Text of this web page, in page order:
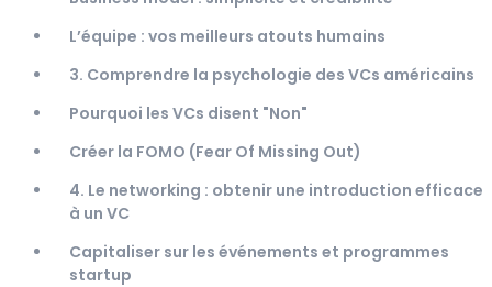
L’équipe : vos meilleurs atouts humains
3. Comprendre la psychologie des VCs américains
Pourquoi les VCs disent "Non"
Créer la FOMO (Fear Of Missing Out)
4. Le networking : obtenir une introduction efficace
à un VC
Capitaliser sur les événements et programmes
startup